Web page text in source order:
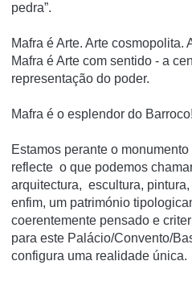
pedra”.
Mafra é Arte. Arte cosmopolita.
Mafra é Arte com sentido - a
representação do poder.
Mafra é o esplendor do Barroco!
Estamos perante o
reflecte o que podemos
arquitectura, escultura,
enfim, um património
coerentemente pensado e
para este Palácio/Convento/
configura uma realidade única.